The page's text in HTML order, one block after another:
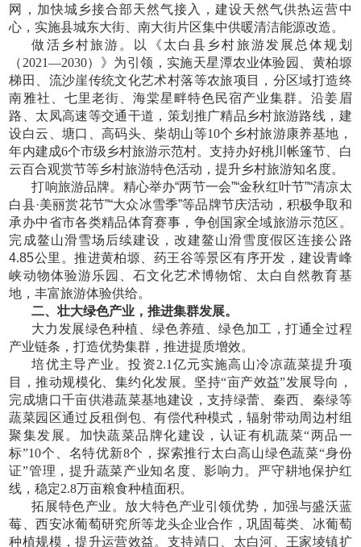
网，加快城乡接合部天然气接入，建设天然气供热运营中
心，实施县城东大街、南大街片区集中供暖清洁能源改造。
做活乡村旅游。以《太白县乡村旅游发展总体规划
（ 2021—2030）》为引领，实施天星潭农业体验园、黄柏塬
梯田、流沙崖传统文化艺术村落等农旅项目，分区域打造终
南雅社、七里老街、海棠星畔特色民宿产业集群。沿姜眉
路、太凤高速等交通干道，策划推广精品乡村旅游路线，建
设白云、塘口、高码头、柴胡山等10个乡村旅游康养基地，
年内建成6个市级乡村旅游示范村。支持办好桃川帐篷节、白
云百合观赏节等乡村旅游特色活动，提升乡村旅游知名度。
打响旅游品牌。精心举办“两节一会”“金秋红叶节”“清凉太
白县·美丽赏花节”“大众冰雪季”等品牌节庆活动，积极争取和
承办中省市各类精品体育赛事，争创国家全域旅游示范区。
完成鳌山滑雪场后续建设，改建鳌山滑雪度假区连接公路
4.85公里。推进黄柏塬、药王谷等景区有序开发，建设青峰
峡动物体验游乐园、石文化艺术博物馆、太白自然教育基
地，丰富旅游体验供给。
二、壮大绿色产业，推进集群发展。
大力发展绿色种植、绿色养殖、绿色加工，打通全过程
产业链条，打造优势集群，推进提质增效。
培优主导产业。投资2.1亿元实施高山冷凉蔬菜提升项
目，推动规模化、集约化发展。坚持“亩产效益”发展导向，
完成塘口千亩供港蔬菜基地建设，支持绿蕾、秦西、秦绿等
蔬菜园区通过反租倒包、有偿代种模式，辐射带动周边村组
聚集发展。加快蔬菜品牌化建设，认证有机蔬菜“两品一
标”10个、名特优新8个，探索推行太白高山绿色蔬菜“身份
证”管理，提升蔬菜产业知名度、影响力。严守耕地保护红
线，稳定2.8万亩粮食种植面积。
拓展特色产业。放大特色产业引领优势，加强与盛沃蓝
莓、西安冰葡萄研究所等龙头企业合作，巩固莓类、冰葡萄
种植规模，提升运营效益。支持靖口、太白河、王家堎镇扩